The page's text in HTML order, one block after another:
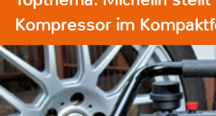
Kompressor im